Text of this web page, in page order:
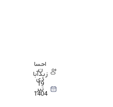
احسا
ن
زیدآبا
دی
19
تیر
1404